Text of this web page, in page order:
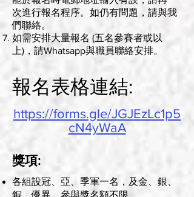
次進行報名程序。如仍有問題，請與我
們聯絡。
如需安排大量報名 (五名參賽者或以
上)，請Whatsapp與職員聯絡安排。
報名表格連結:
https://forms.gle/JGJEzLc1p5
cN4yWaA
獎項:
各組設冠、亞、季軍一名，及金、銀、
銅、優異、參與獎名額不限。